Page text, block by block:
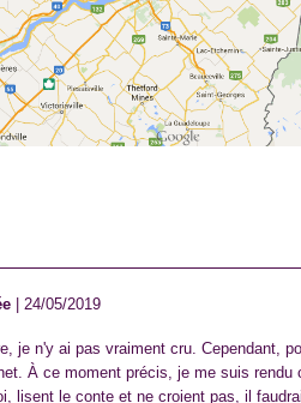
| 24/05/2019
je n'y ai pas vraiment cru. Cependant,
À ce moment précis, je me suis
lisent le conte et ne croient pas, il